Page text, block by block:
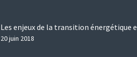
Les enjeux de la transition énergétique
20 juin 2018